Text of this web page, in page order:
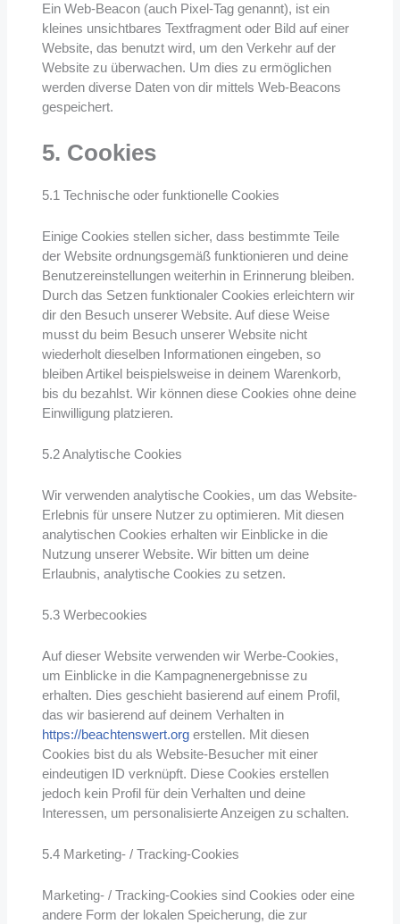
Ein Web-Beacon (auch Pixel-Tag genannt), ist ein
kleines unsichtbares Textfragment oder Bild auf einer
Website, das benutzt wird, um den Verkehr auf der
Website zu überwachen. Um dies zu ermöglichen
werden diverse Daten von dir mittels Web-Beacons
gespeichert.
5. Cookies
5.1 Technische oder funktionelle Cookies
Einige Cookies stellen sicher, dass bestimmte Teile
der Website ordnungsgemäß funktionieren und deine
Benutzereinstellungen weiterhin in Erinnerung bleiben.
Durch das Setzen funktionaler Cookies erleichtern wir
dir den Besuch unserer Website. Auf diese Weise
musst du beim Besuch unserer Website nicht
wiederholt dieselben Informationen eingeben, so
bleiben Artikel beispielsweise in deinem Warenkorb,
bis du bezahlst. Wir können diese Cookies ohne deine
Einwilligung platzieren.
5.2 Analytische Cookies
Wir verwenden analytische Cookies, um das Website-
Erlebnis für unsere Nutzer zu optimieren. Mit diesen
analytischen Cookies erhalten wir Einblicke in die
Nutzung unserer Website. Wir bitten um deine
Erlaubnis, analytische Cookies zu setzen.
5.3 Werbecookies
Auf dieser Website verwenden wir Werbe-Cookies,
um Einblicke in die Kampagnenergebnisse zu
erhalten. Dies geschieht basierend auf einem Profil,
das wir basierend auf deinem Verhalten in
https://beachtenswert.orgerstellen. Mit diesen
Cookies bist du als Website-Besucher mit einer
eindeutigen ID verknüpft. Diese Cookies erstellen
jedoch kein Profil für dein Verhalten und deine
Interessen, um personalisierte Anzeigen zu schalten.
5.4 Marketing- / Tracking-Cookies
Marketing- / Tracking-Cookies sind Cookies oder eine
andere Form der lokalen Speicherung, die zur